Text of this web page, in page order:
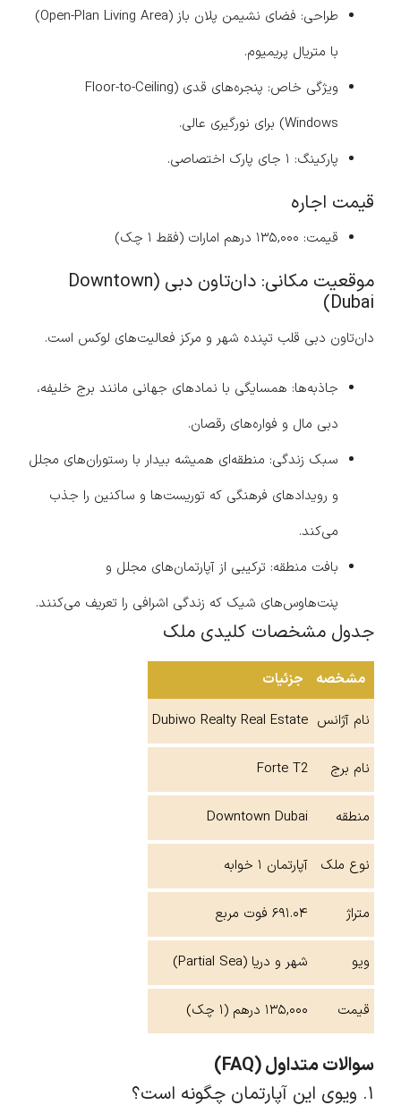
طراحی: فضای نشیمن پلان باز (Open-Plan Living Area)
با متریال پریمیوم.
ویژگی خاص: پنجره‌های قدی (Floor-to-Ceiling
Windows) برای نورگیری عالی.
پارکینگ: ۱ جای پارک اختصاصی.
قیمت اجاره
قیمت: ۱۳۵,۰۰۰ درهم امارات (فقط ۱ چک)
موقعیت مکانی: دان‌تاون دبی (Downtown
Dubai)
دان‌تاون دبی قلب تپنده شهر و مرکز فعالیت‌های لوکس است.
جاذبه‌ها: همسایگی با نمادهای جهانی مانند برج خلیفه،
دبی مال و فواره‌های رقصان.
سبک زندگی: منطقه‌ای همیشه بیدار با رستوران‌های مجلل
و رویدادهای فرهنگی که توریست‌ها و ساکنین را جذب
می‌کند.
بافت منطقه: ترکیبی از آپارتمان‌های مجلل و
پنت‌هاوس‌های شیک که زندگی اشرافی را تعریف می‌کنند.
جدول مشخصات کلیدی ملک
مشخصه
جزئیات
نام آژانس Dubiwo Realty Real Estate
نام برج Forte T2
منطقه Downtown Dubai
نوع ملک آپارتمان ۱ خوابه
متراژ ۶۹۱.۰۴ فوت مربع
ویو شهر و دریا (Partial Sea)
قیمت ۱۳۵,۰۰۰ درهم (۱ چک)
سوالات متداول (FAQ)
۱. ویوی این آپارتمان چگونه است؟